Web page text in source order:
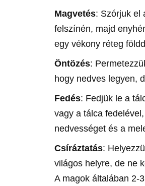
Magvetés: Szórjuk el
felszínén, majd
egy vékony réteg
Öntözés:
hogy nedves legyen,
Fedés: Fedjük le a
vagy a tálca
nedvességet és a
Csíráztatás:
világos helyre, de ne
A magok általában 2-